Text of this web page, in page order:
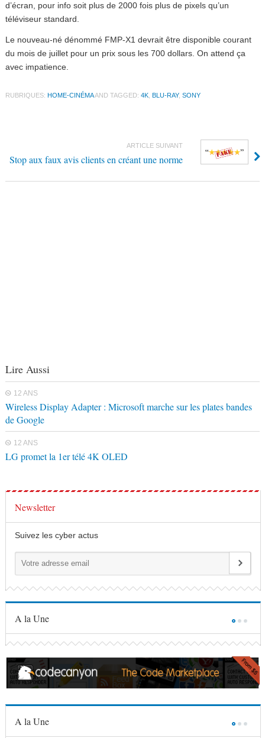
d’écran, pour info soit plus de 2000 fois plus de pixels qu’un
téléviseur standard.
Le nouveau-né dénommé FMP-X1 devrait être disponible courant
du mois de juillet pour un prix sous les 700 dollars. On attend ça
avec impatience.
RUBRIQUES: HOME-CINÉMAAND TAGGED: 4K, BLU-RAY, SONY
ARTICLE SUIVANT
Stop aux faux avis clients en créant une norme
Lire Aussi
12 ANS
Wireless Display Adapter : Microsoft marche sur les plates bandes
de Google
12 ANS
LG promet la 1er télé 4K OLED
Newsletter
Suivez les cyber actus
A la Une
A la Une